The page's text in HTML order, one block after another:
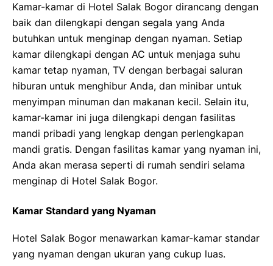
Kamar-kamar di Hotel Salak Bogor dirancang dengan
baik dan dilengkapi dengan segala yang Anda
butuhkan untuk menginap dengan nyaman. Setiap
kamar dilengkapi dengan AC untuk menjaga suhu
kamar tetap nyaman, TV dengan berbagai saluran
hiburan untuk menghibur Anda, dan minibar untuk
menyimpan minuman dan makanan kecil. Selain itu,
kamar-kamar ini juga dilengkapi dengan fasilitas
mandi pribadi yang lengkap dengan perlengkapan
mandi gratis. Dengan fasilitas kamar yang nyaman ini,
Anda akan merasa seperti di rumah sendiri selama
menginap di Hotel Salak Bogor.
Kamar Standard yang Nyaman
Hotel Salak Bogor menawarkan kamar-kamar standar
yang nyaman dengan ukuran yang cukup luas.